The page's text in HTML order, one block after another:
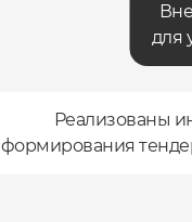
для
Реализованы
формирования